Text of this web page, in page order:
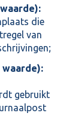
die
van
waarde):
gebruikt